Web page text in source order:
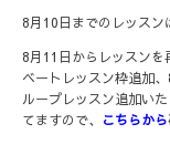
8月10日までのレッスン
8月11日からレッスン
ベートレッスン枠追加
ループレッスン追加い
てますので、
こちらから